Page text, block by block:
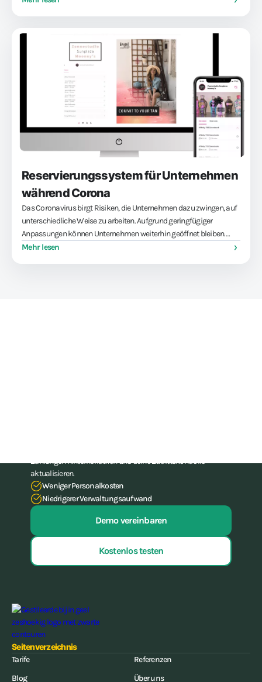
Reservierungssystem für Unternehmen
während Corona
Das Coronavirus birgt Risiken, die Unternehmen dazu zwingen, auf
unterschiedliche Weise zu arbeiten. Aufgrund geringfügiger
Anpassungen können Unternehmen weiterhin geöffnet bleiben.
AppyBee bietet die kleine Anpassung für viele verschiedene
Mehr lesen
Zahlungen hinterherlaufen und deine Zutrittskontrolle
aktualisieren.
Weniger Personalkosten
Niedrigerer Verwaltungsaufwand
Demo vereinbaren
Kostenlos testen
Seitenverzeichnis
Tarife
Referenzen
Blog
Über uns